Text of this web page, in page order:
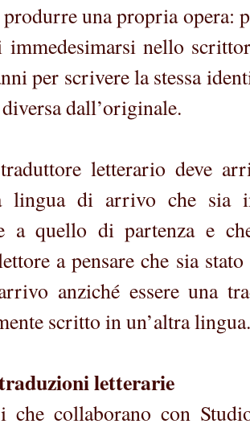
una propria opera:
nello
per scrivere la stessa
dall’originale.
letterario deve
lingua di arrivo che sia
a quello di partenza e
a pensare che sia
anziché essere una
scritto in un’altra lingua.
letterarie
che collaborano con